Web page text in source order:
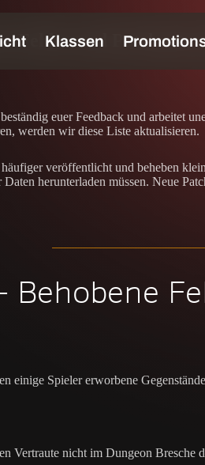
Fehler und
euer Feedback und arbeitet
werden wir diese Liste aktualisieren.
veröffentlicht und beheben
herunterladen müssen. Neue
Behobene
einige Spieler erworbene
Vertraute nicht im Dungeon Bresche